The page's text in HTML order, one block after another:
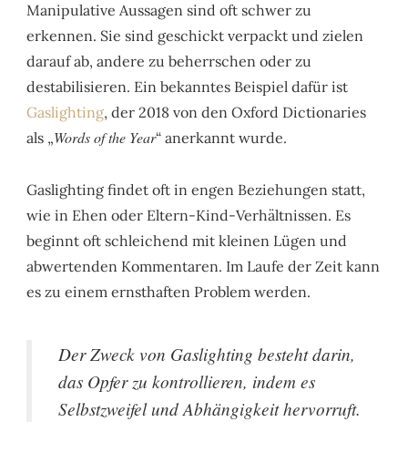
Manipulative Aussagen sind oft schwer zu
erkennen. Sie sind geschickt verpackt und zielen
darauf ab, andere zu beherrschen oder zu
destabilisieren. Ein bekanntes Beispiel dafür ist
Gaslighting, der 2018 von den Oxford Dictionaries
als „Words of the Year“ anerkannt wurde.
Gaslighting findet oft in engen Beziehungen statt,
wie in Ehen oder Eltern-Kind-Verhältnissen. Es
beginnt oft schleichend mit kleinen Lügen und
abwertenden Kommentaren. Im Laufe der Zeit kann
es zu einem ernsthaften Problem werden.
Der Zweck von Gaslighting besteht darin,
das Opfer zu kontrollieren, indem es
Selbstzweifel und Abhängigkeit hervorruft.